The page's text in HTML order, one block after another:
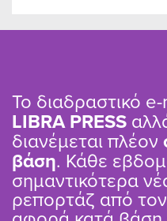
Το διαδραστικό
LIBRA PRESS
διανέμεται πλέον
βάση. Κάθε
σημαντικότερα
ρεπορτάζ από